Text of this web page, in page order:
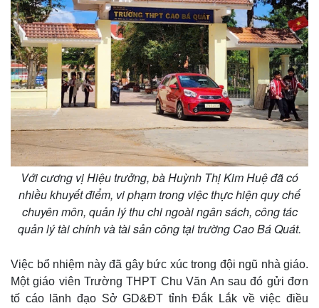
Với cương vị Hiệu trưởng, bà Huỳnh Thị Kim Huệ đã có
nhiều khuyết điểm, vi phạm trong việc thực hiện quy chế
chuyên môn, quản lý thu chi ngoài ngân sách, công tác
quản lý tài chính và tài sản công tại trường Cao Bá Quát.
Việc bổ nhiệm này đã gây bức xúc trong đội ngũ nhà giáo.
Một giáo viên Trường THPT Chu Văn An sau đó gửi đơn
tố cáo lãnh đạo Sở GD&ĐT tỉnh Đắk Lắk về việc điều